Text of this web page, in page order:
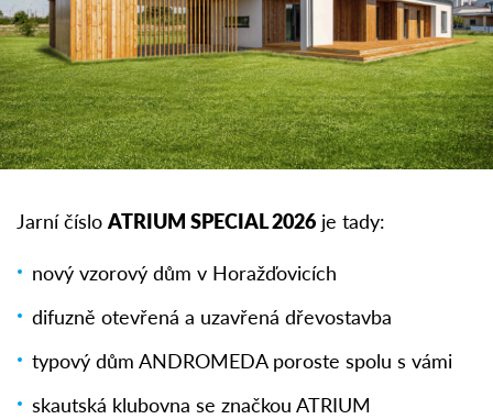
Jarní číslo ATRIUM SPECIAL 2026 je tady:
nový vzorový dům v Horažďovicích
difuzně otevřená a uzavřená dřevostavba
typový dům ANDROMEDA poroste spolu s vámi
skautská klubovna se značkou ATRIUM